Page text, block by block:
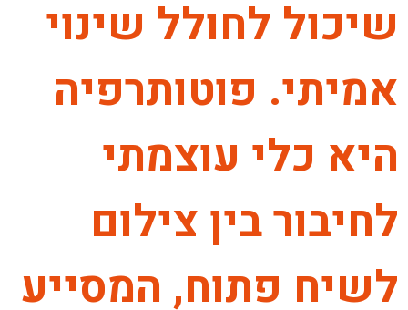
שיכול לחולל שינוי
אמיתי. פוטותרפיה
היא כלי עוצמתי
לחיבור בין צילום
לשיח פתוח, המסייע